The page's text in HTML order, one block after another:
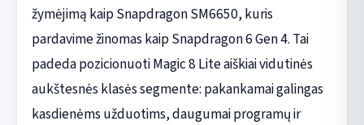
žymėjimą kaip Snapdragon SM6650, kuris
pardavime žinomas kaip Snapdragon 6 Gen 4. Tai
padeda pozicionuoti Magic 8 Lite aiškiai vidutinės
aukštesnės klasės segmente: pakankamai galingas
kasdienėms užduotims, daugumai programų ir